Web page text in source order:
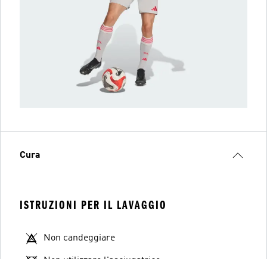
Cura
ISTRUZIONI PER IL LAVAGGIO
Non candeggiare